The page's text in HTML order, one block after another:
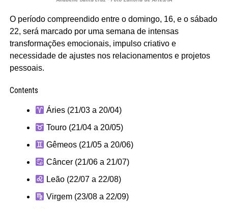
O período compreendido entre o domingo, 16, e o sábado
22, será marcado por uma semana de intensas
transformações emocionais, impulso criativo e
necessidade de ajustes nos relacionamentos e projetos
pessoais.
Contents
Áries (21/03 a 20/04)
Touro (21/04 a 20/05)
Gêmeos (21/05 a 20/06)
Câncer (21/06 a 21/07)
Leão (22/07 a 22/08)
Virgem (23/08 a 22/09)